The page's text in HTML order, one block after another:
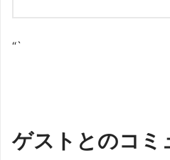
“`
ゲストとのコミ